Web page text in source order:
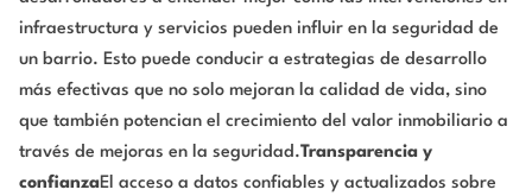
infraestructura y servicios pueden influir en la seguridad de
un barrio. Esto puede conducir a estrategias de desarrollo
más efectivas que no solo mejoran la calidad de vida, sino
que también potencian el crecimiento del valor inmobiliario a
través de mejoras en la seguridad.Transparencia y
confianzaEl acceso a datos confiables y actualizados sobre